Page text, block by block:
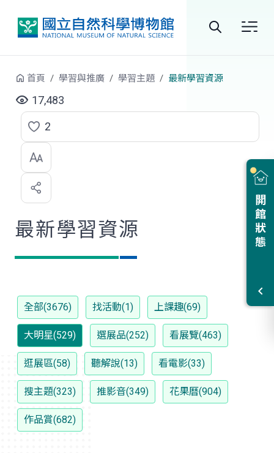
站
尋
開館狀態
首頁 學習與推廣 學習主題 最新學習資源
17,483
點
選
喜
歡
2
最新學習資源
全部(3676) 找活動(1) 上課趣(69)
大明星(529) 選展品(252) 看展覽(463)
逛展區(58) 聽解說(13) 看電影(33)
搜主題(323) 推影音(349) 花果曆(904)
作品賞(682)